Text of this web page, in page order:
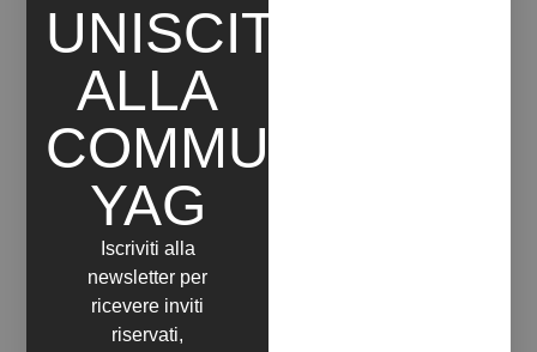
di rispetto per l’ecosistema.
Alice Pilusi: esplora il subconscio e il mondo
onirico, rivelando i contrasti dell’identità
umana con un tocco di inquietudine.
Un Percorso di Riflessione
Terrestreinvita il pubblico a interrogarsi sul
significato di “essere terrestri” oggi, mettendo in luce
le nostre responsabilità verso il pianeta e le
UNISCITI
ALLA
COMMUNITY
YAG
Iscriviti alla
newsletter per
ricevere inviti
riservati,